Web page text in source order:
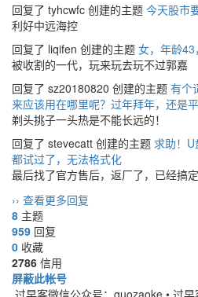
回复了 tyhcwfc 创建的主题 今天股市
利好中远海控
回复了 liqifen 创建的主题 女，年龄
被收割的一代，玩来玩去玩不过郭嘉
回复了 sz20180820 创建的主题 有个
来应该用在哪里呢？过年拜年，还是
剃头挑子一头热是不能长远的！
回复了 stevecatt 创建的主题 求助！
都试过了，无法格式化
最后找了官方售后，返厂了，已经搞
›› 查看更多回复
8 主题
959 回复
0 收藏
2786 信用
屏蔽此帐号